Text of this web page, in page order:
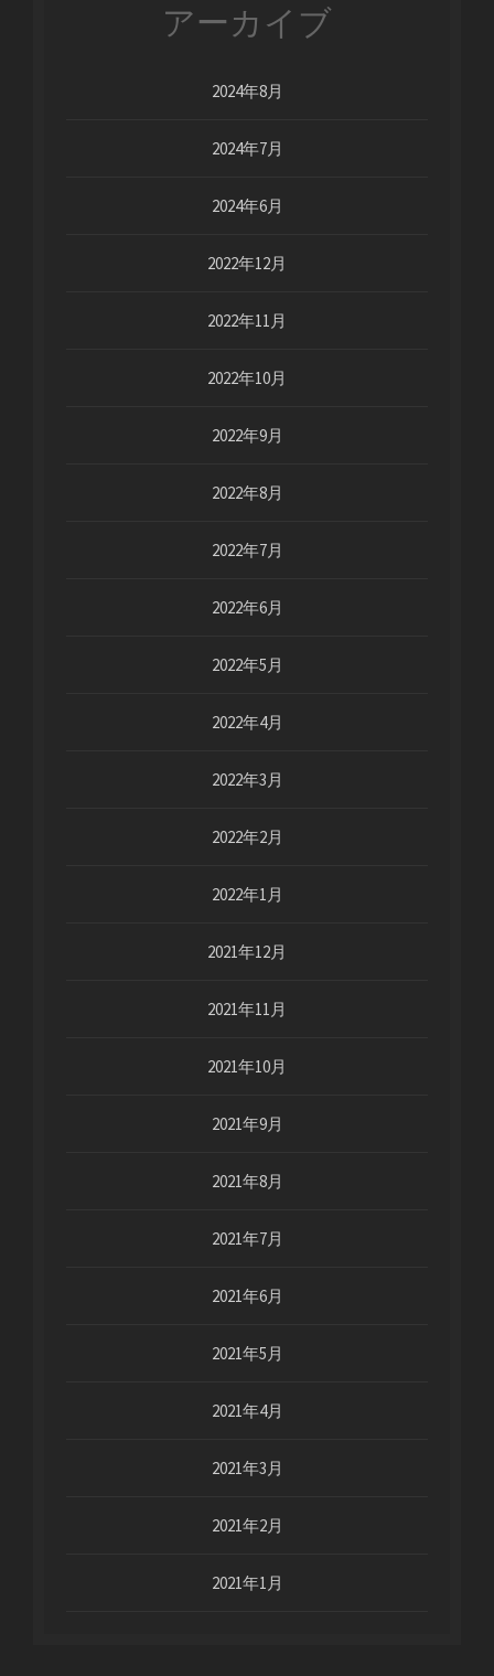
アーカイブ
2024年8月
2024年7月
2024年6月
2022年12月
2022年11月
2022年10月
2022年9月
2022年8月
2022年7月
2022年6月
2022年5月
2022年4月
2022年3月
2022年2月
2022年1月
2021年12月
2021年11月
2021年10月
2021年9月
2021年8月
2021年7月
2021年6月
2021年5月
2021年4月
2021年3月
2021年2月
2021年1月